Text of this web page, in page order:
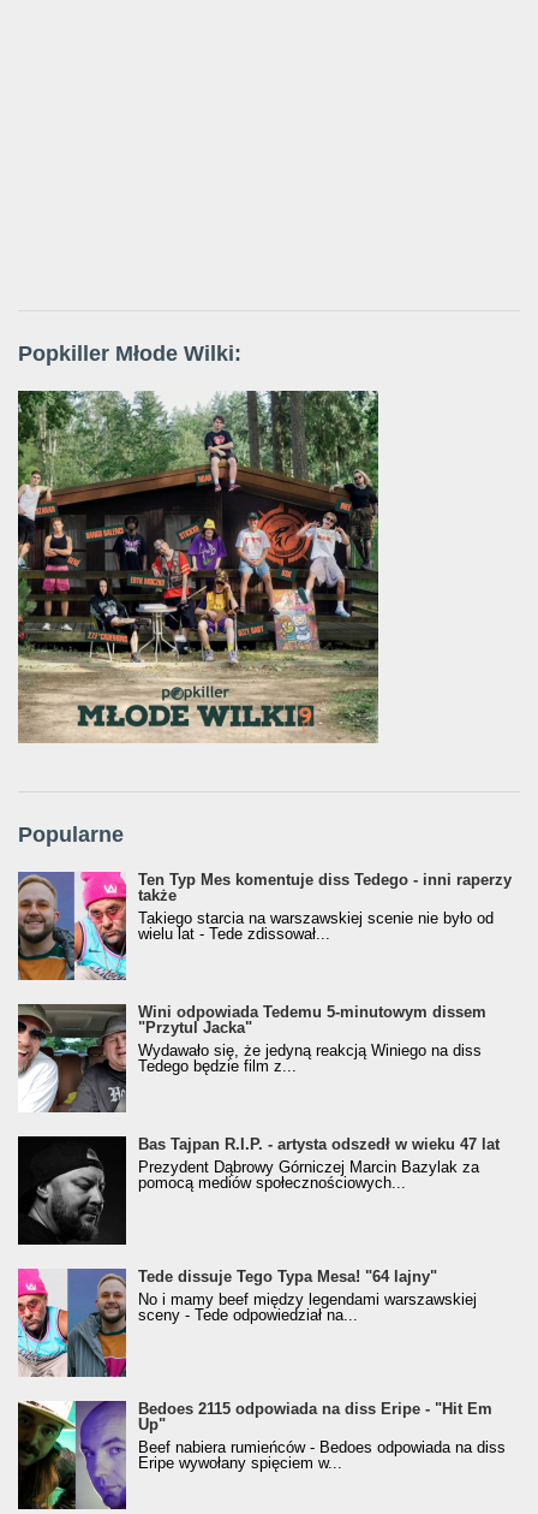
Popkiller Młode Wilki:
Popularne
Ten Typ Mes komentuje diss Tedego - inni raperzy
także
Takiego starcia na warszawskiej scenie nie było od
wielu lat - Tede zdissował...
Wini odpowiada Tedemu 5-minutowym dissem
"Przytul Jacka"
Wydawało się, że jedyną reakcją Winiego na diss
Tedego będzie film z...
Bas Tajpan R.I.P. - artysta odszedł w wieku 47 lat
Prezydent Dąbrowy Górniczej Marcin Bazylak za
pomocą mediów społecznościowych...
Tede dissuje Tego Typa Mesa! "64 lajny"
No i mamy beef między legendami warszawskiej
sceny - Tede odpowiedział na...
Bedoes 2115 odpowiada na diss Eripe - "Hit Em
Up"
Beef nabiera rumieńców - Bedoes odpowiada na diss
Eripe wywołany spięciem w...